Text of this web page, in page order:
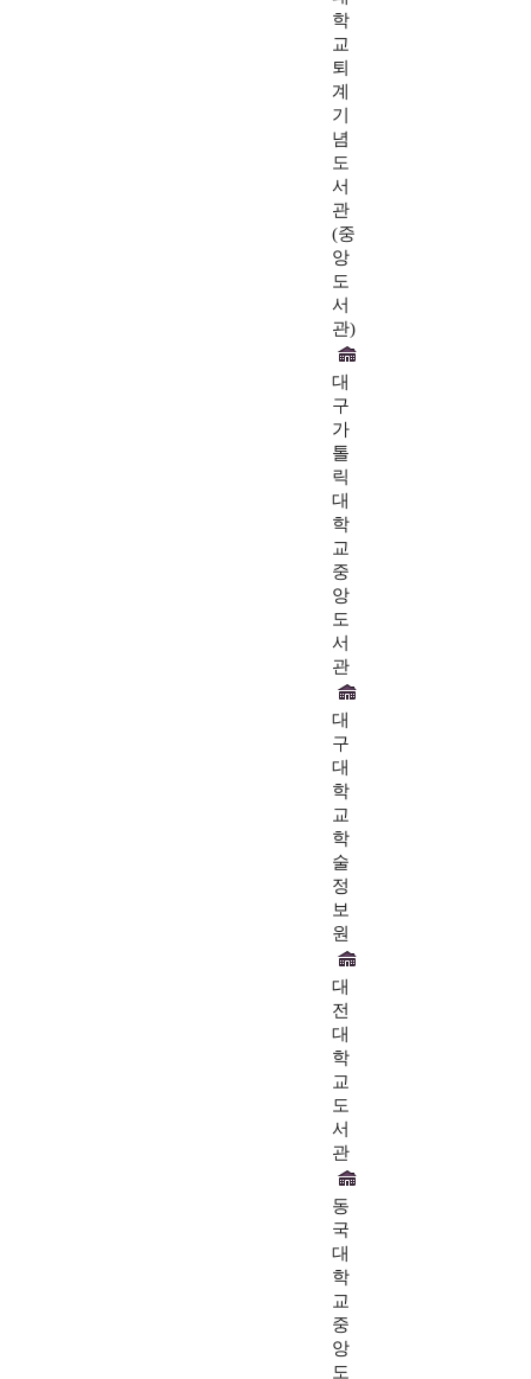
학
교
퇴
계
기
념
도
서
관
(중
앙
도
서
관)
대
구
가
톨
릭
대
학
교
중
앙
도
서
관
대
구
대
학
교
학
술
정
보
원
대
전
대
학
교
도
서
관
동
국
대
학
교
중
앙
도